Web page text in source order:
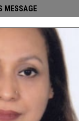
MESSAGE